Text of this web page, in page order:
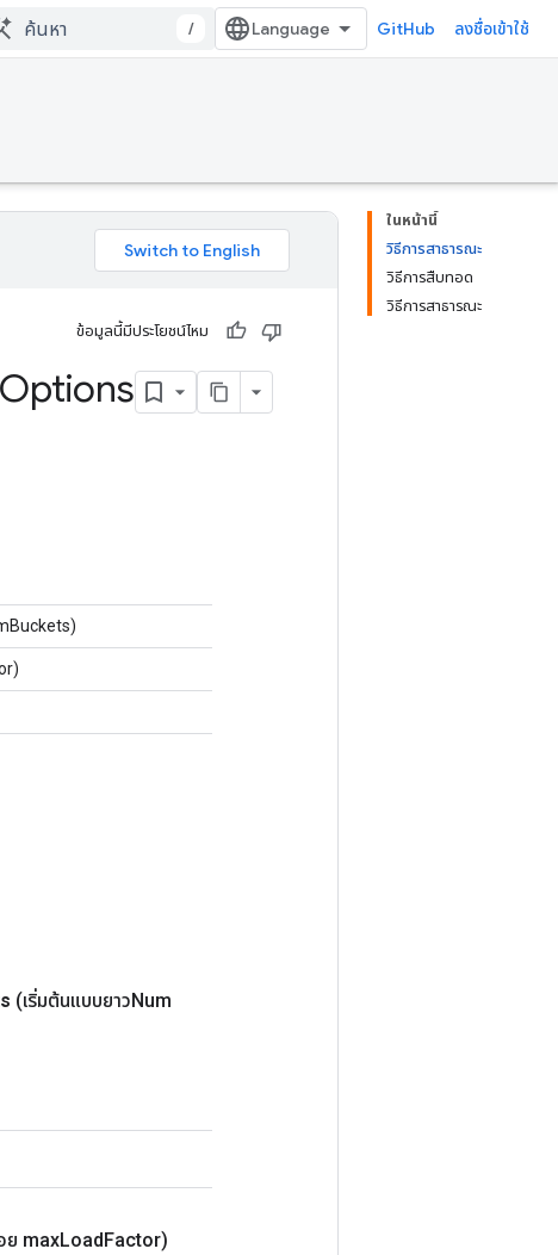
/ GitHub ลงชื่อเข้าใช้
ในหน้านี้
วิธีการสาธารณะ
วิธีการสืบทอด
วิธีการสาธารณะ
ข้อมูลนี้มีประโยชน์ไหม
Options
(เริ่มต้นแบบยาวNum
ย maxLoadFactor)